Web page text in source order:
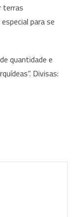
terras
para se
quantidade e
Divisas: